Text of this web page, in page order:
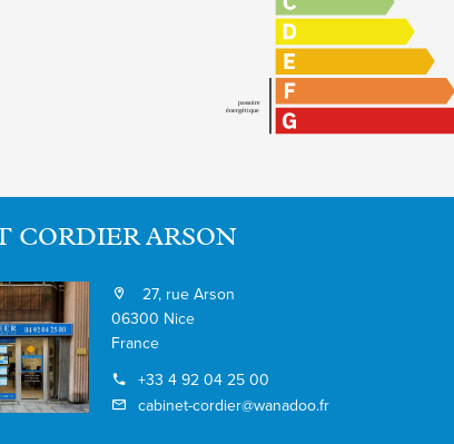
CORDIER ARSON
27, rue Arson
06300 Nice
France
+33 4 92 04 25 00
cabinet-cordier@wanadoo.fr